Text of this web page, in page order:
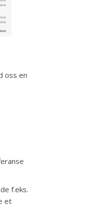
oss en
f.eks.
et